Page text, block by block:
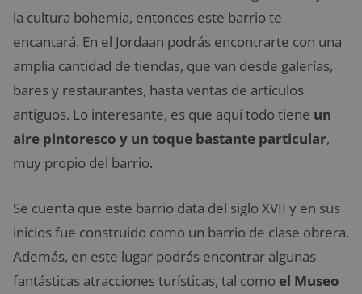
la cultura bohemia, entonces este barrio te
encantará. En el Jordaan podrás encontrarte con una
amplia cantidad de tiendas, que van desde galerías,
bares y restaurantes, hasta ventas de artículos
antiguos. Lo interesante, es que aquí todo tiene un
aire pintoresco y un toque bastante particular,
muy propio del barrio.
Se cuenta que este barrio data del siglo XVII y en sus
inicios fue construido como un barrio de clase obrera.
Además, en este lugar podrás encontrar algunas
fantásticas atracciones turísticas, tal como el Museo